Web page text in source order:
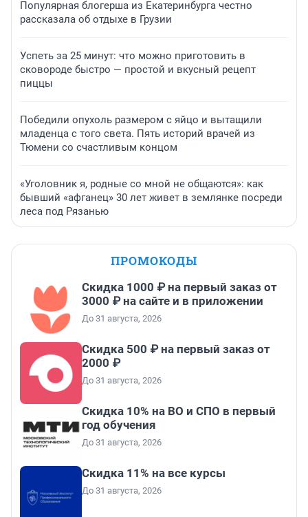
Популярная блогерша из Екатеринбурга честно
рассказала об отдыхе в Грузии
Успеть за 25 минут: что можно приготовить в
сковороде быстро — простой и вкусный рецепт
пиццы
Победили опухоль размером с яйцо и вытащили
младенца с того света. Пять историй врачей из
Тюмени со счастливым концом
«Уголовник я, родные со мной не общаются»: как
бывший «афганец» 30 лет живет в землянке посреди
леса под Рязанью
ПРОМОКОДЫ
Скидка 1000 ₽ на первый заказ от
3000 ₽ на сайте и в приложении
До 31 августа, 2026
Скидка 500 ₽ на первый заказ от
2000 ₽
До 31 августа, 2026
Скидка 10% на ВО и СПО в первый
год обучения
До 31 августа, 2026
Скидка 11% на все курсы
До 31 августа, 2026